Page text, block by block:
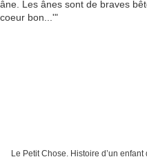
Le Petit Chose. Histoire d’un